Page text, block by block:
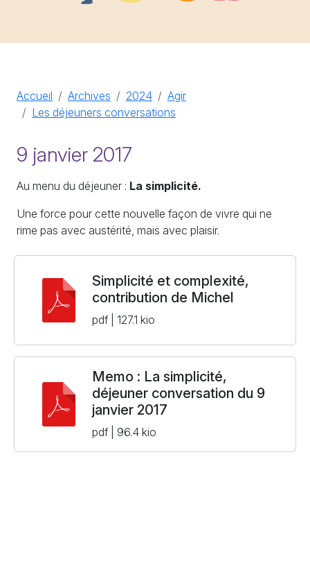
Accueil Archives 2024
Agir
Les déjeuners conversations
9 janvier 2017
Au menu du déjeuner : La simplicité.
Une force pour cette nouvelle façon de vivre qui ne
rime pas avec austérité, mais avec plaisir.
Simplicité et complexité,
contribution de Michel
pdf | 127.1 kio
Memo : La simplicité,
déjeuner conversation du 9
janvier 2017
pdf | 96.4 kio